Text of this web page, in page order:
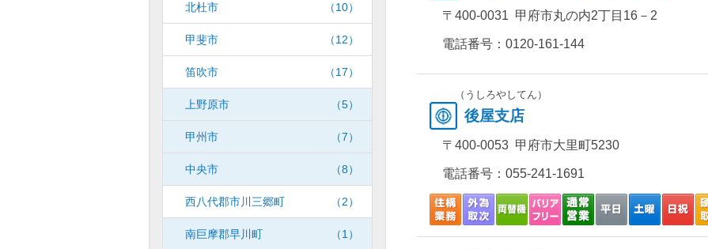
北杜市 （10）
甲斐市 （12）
笛吹市 （17）
上野原市 （5）
甲州市 （7）
中央市 （8）
西八代郡市川三郷町 （2）
南巨摩郡早川町 （1）
〒400-0031 甲府市丸の内2丁目16－2
電話番号： 0120-161-144
（うしろやしてん）
後屋支店
〒400-0053 甲府市大里町5230
電話番号： 055-241-1691